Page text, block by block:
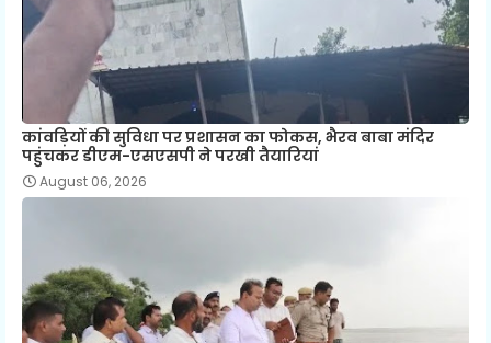
कांवड़ियों की सुविधा पर प्रशासन का फोकस, भैरव बाबा मंदिर
पहुंचकर डीएम-एसएसपी ने परखी तैयारियां
August 06, 2026